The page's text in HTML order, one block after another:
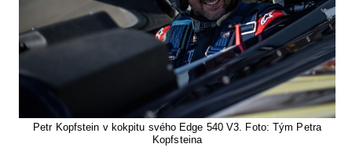
Petr Kopfstein v kokpitu svého Edge 540 V3. Foto: Tým Petra
Kopfsteina